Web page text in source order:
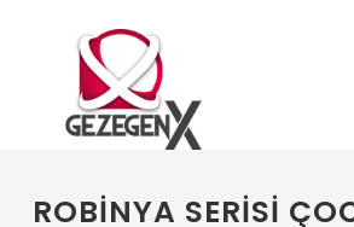
ROBINYA SERISI